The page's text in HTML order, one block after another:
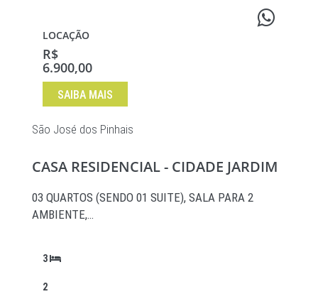
LOCAÇÃO
R$
6.900,00
SAIBA MAIS
São José dos Pinhais
CASA RESIDENCIAL - CIDADE JARDIM
03 QUARTOS (SENDO 01 SUITE), SALA PARA 2
AMBIENTE,…
3
2